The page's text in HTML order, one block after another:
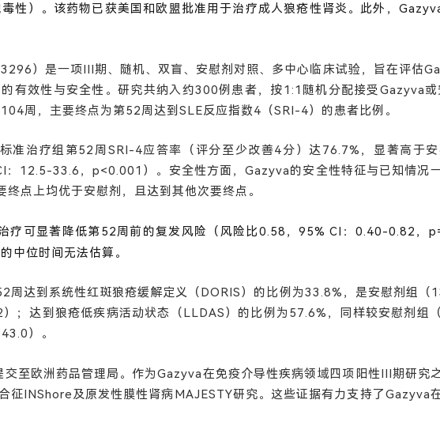
性）。 该药物已获美国和欧盟批准用于治疗成人狼疮性肾炎。此外，
）是一项III期、随机、双盲、安慰剂对照、多中心临床试验，旨在评估
有效性与安全性。研究共纳入约300例患者，按1:1随机分配接受Gazyva
周，主要终点为第52周达到SLE反应指数4（SRI-4）的患者比例。
准治疗组第52周SRI-4应答率（评分至少改善4分）达76.7%，显著高于
：12.5-33.6，p<0.001） 。安全性方面，Gazyva的安全性特征与已知情况
点上均优于安慰剂，且达到其他次要终点。
疗可显著降低第52周前的复发风险
（风险比0.58，95% CI：0.40-0.82，
中位时间无法估算。
周达到系统性红斑狼疮缓解定义（DORIS）的比例为33.8%，是安慰剂组（
；达到狼疮低疾病活动状态（LLDAS）的比例为57.6%，同样较安慰剂组
）。
交至欧洲药品管理局。作为Gazyva在免疫介导性疾病领域四项阳性III期研究
征INShore及原发性膜性肾病MAJESTY研究。这些证据有力支持了Gazyva